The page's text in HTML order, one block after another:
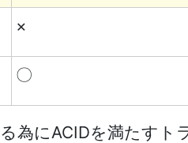
×
〇
為にACIDを満たすト